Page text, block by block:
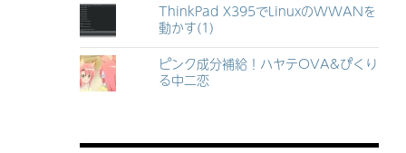
ThinkPad X395でLinuxのWWANを
動かす(1)
ピンク成分補給！ハヤテOVA&ぴくり
る中二恋